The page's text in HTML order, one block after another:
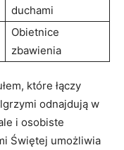
duchami
Obietnice
zbawienia
które łączy
odnajdują w
i osobiste
Świętej umożliwia